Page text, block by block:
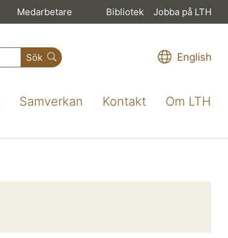
Medarbetare Bibliotek Jobba på LTH
Sök English
Samverkan Kontakt Om LTH